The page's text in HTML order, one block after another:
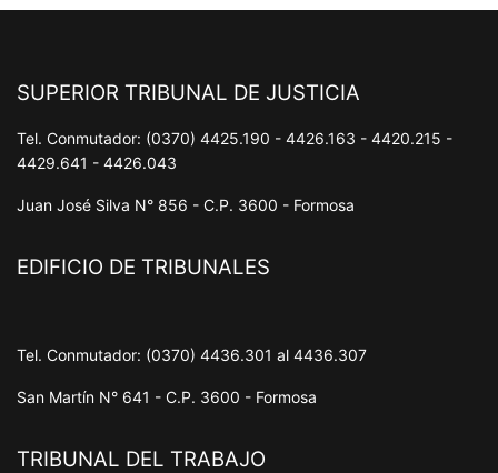
SUPERIOR TRIBUNAL DE JUSTICIA
Tel. Conmutador: (0370) 4425.190 - 4426.163 - 4420.215 -
4429.641 - 4426.043
Juan José Silva N° 856 - C.P. 3600 - Formosa
EDIFICIO DE TRIBUNALES
Tel. Conmutador: (0370) 4436.301 al 4436.307
San Martín N° 641 - C.P. 3600 - Formosa
TRIBUNAL DEL TRABAJO